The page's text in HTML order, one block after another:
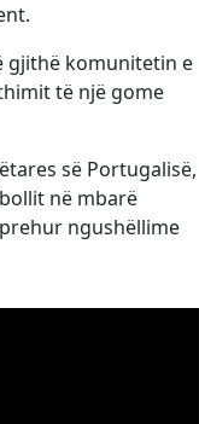
gjithë komunitetin e
të një gome
së Portugalisë,
në mbarë
ngushëllime